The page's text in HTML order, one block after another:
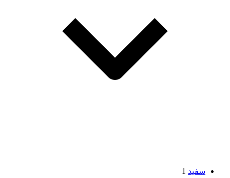
سفید 1